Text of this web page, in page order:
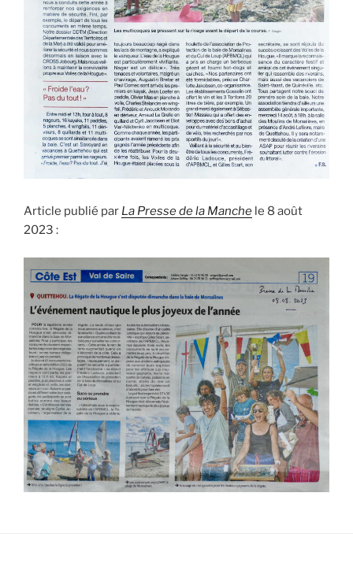
Article publié par La Presse de la Manche le 8 août
2023 :